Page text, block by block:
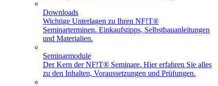
Downloads
Wichtige Unterlagen zu Ihren NF!T®
Seminarterminen. Einkaufstipps, Selbstbauanleitungen
und Materialien.
Seminarmodule
Der Kern der NF!T® Seminare. Hier erfahren Sie alles
zu den Inhalten, Voraussetzungen und Prüfungen.